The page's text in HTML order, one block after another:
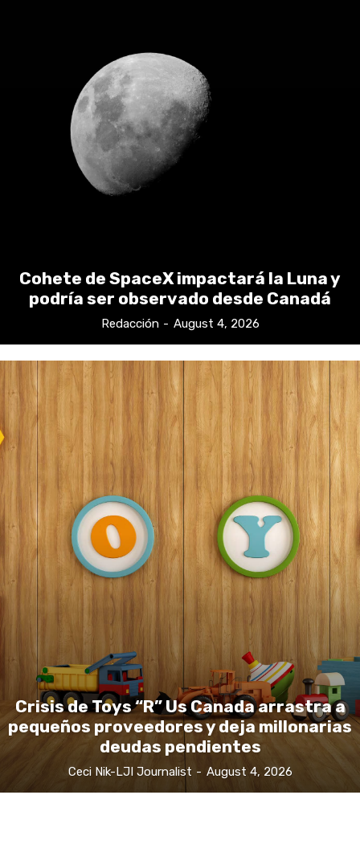
Cohete de SpaceX impactará la Luna y
podría ser observado desde Canadá
Redacción - August 4, 2026
Crisis de Toys “R” Us Canada arrastra a
pequeños proveedores y deja millonarias
deudas pendientes
Ceci Nik-LJI Journalist - August 4, 2026